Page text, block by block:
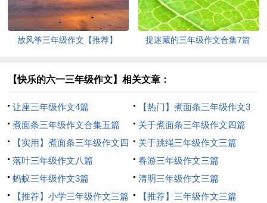
放风筝三年级作文【推荐】 捉迷藏的三年级作文合集7篇
【快乐的六一三年级作文】相关文章：
让座三年级作文4篇
【热门】煮面条三年级作文3
篇
煮面条三年级作文合集五篇
关于煮面条三年级作文四篇
【实用】煮面条三年级作文四
篇
关于跳绳三年级作文三篇
落叶三年级作文八篇
春游三年级作文三篇
蚂蚁三年级作文3篇
清明三年级作文三篇
【推荐】小学三年级作文三篇
【推荐】三年级作文三篇